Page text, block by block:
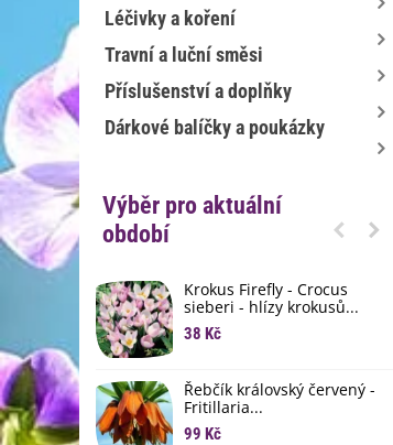
Léčivky a koření
Travní a luční směsi
Příslušenství a doplňky
Dárkové balíčky a poukázky
Výběr pro aktuální
období
Krokus Firefly - Crocus
sieberi - hlízy krokusů...
38 Kč
Řebčík královský červený -
Fritillaria...
99 Kč